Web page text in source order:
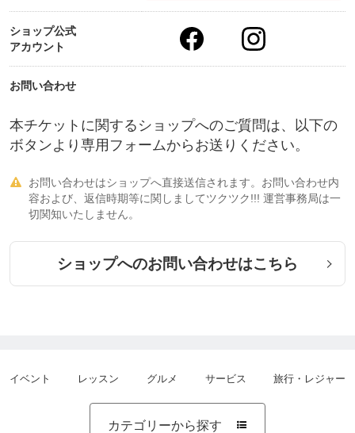
ショップ公式
アカウント
お問い合わせ
本チケットに関するショップへのご質問は、以下の
ボタンより専用フォームからお送りください。

お問い合わせはショップへ直接送信されます。お問い合わせ内
容および、返信時期等に関しましてツクツク!!! 運営事務局は一
切関知いたしません。
ショップへのお問い合わせはこちら
イベント レッスン グルメ サービス 旅行・レジャー
カテゴリーから探す 